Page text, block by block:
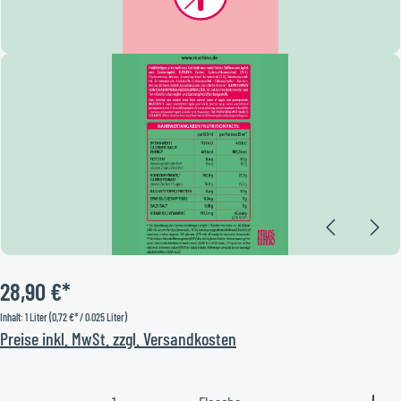
28,90 €*
Inhalt: 1 Liter(0,72 €* / 0.025 Liter)
Preise inkl. MwSt. zzgl. Versandkosten
Produkt Anzahl: Gib den gewünschten Wert ein oder